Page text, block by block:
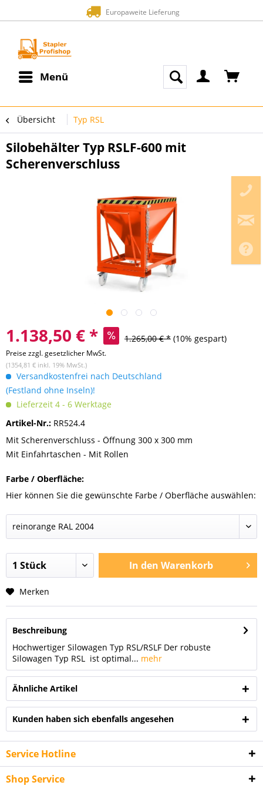
Europaweite Lieferung
Menü
Übersicht Typ RSL
Silobehälter Typ RSLF-600 mit
Scherenverschluss
1.138,50 € * 1.265,00 € * (10% gespart)
Preise zzgl. gesetzlicher MwSt.
(1354,81 € inkl. 19% MwSt.)
Versandkostenfrei nach Deutschland
(Festland ohne Inseln)!
Lieferzeit 4 - 6 Werktage
Artikel-Nr.: RR524.4
Mit Scherenverschluss - Öffnung 300 x 300 mm
Mit Einfahrtaschen - Mit Rollen
Farbe / Oberfläche:
Hier können Sie die gewünschte Farbe / Oberfläche auswählen:
In den Warenkorb
Merken
Beschreibung
Hochwertiger Silowagen Typ RSL/RSLF Der robuste
Silowagen Typ RSL ist optimal... mehr
Ähnliche Artikel
Kunden haben sich ebenfalls angesehen
Service Hotline
Shop Service